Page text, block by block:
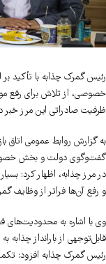
رئیس گمرک چذابه با تأکید
خصوصی، از تلاش برای رفع
ظرفیت صادراتی این مرز خبر
به گزارش روابط عمومی اتاق
گفت‌وگوی دولت و بخش
در مرز چذابه، اظهار کرد:
و رفع آن‌ها فراتر از وظایف
وی با اشاره به محدودیت‌های
قابل‌توجهی از بارانداز
رئیس گمرک چذابه افزود: